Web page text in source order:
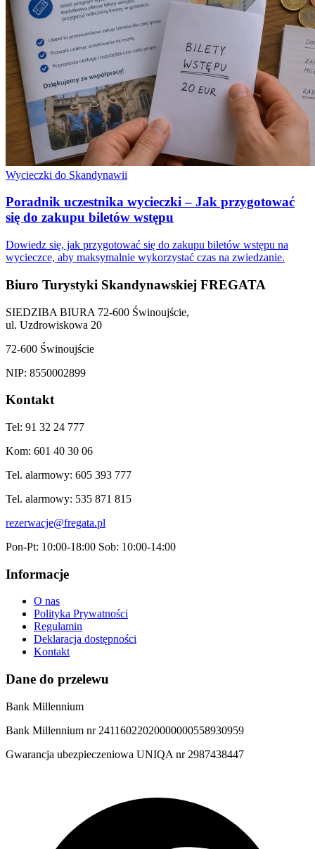
Wycieczki do Skandynawii
Poradnik uczestnika wycieczki – Jak przygotować
się do zakupu biletów wstępu
Dowiedz się, jak przygotować się do zakupu biletów wstępu na
wycieczce, aby maksymalnie wykorzystać czas na zwiedzanie.
Biuro Turystyki Skandynawskiej FREGATA
SIEDZIBA BIURA 72-600 Świnoujście,
ul. Uzdrowiskowa 20
72-600 Świnoujście
NIP: 8550002899
Kontakt
Tel: 91 32 24 777
Kom: 601 40 30 06
Tel. alarmowy: 605 393 777
Tel. alarmowy: 535 871 815
rezerwacje@fregata.pl
Pon-Pt: 10:00-18:00 Sob: 10:00-14:00
Informacje
O nas
Polityka Prywatności
Regulamin
Deklaracja dostępności
Kontakt
Dane do przelewu
Bank Millennium
Bank Millennium nr 24116022020000000558930959
Gwarancja ubezpieczeniowa UNIQA nr 2987438447